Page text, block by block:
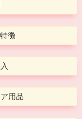
徴
用品